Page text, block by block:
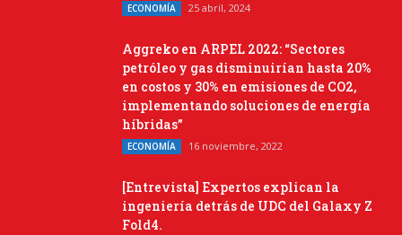
ECONOMÍA 25 abril, 2024
Aggreko en ARPEL 2022: “Sectores
petróleo y gas disminuirían hasta 20%
en costos y 30% en emisiones de CO2,
implementando soluciones de energía
híbridas”
ECONOMÍA 16 noviembre, 2022
[Entrevista] Expertos explican la
ingeniería detrás de UDC del Galaxy Z
Fold4.